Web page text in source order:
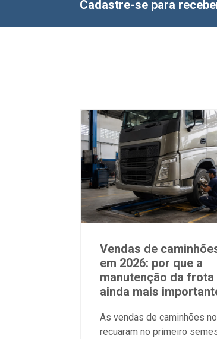
Cadastre-se para
Vendas de
em 2026: por que a
manutenção da frota
ainda mais
As vendas de caminhões
recuaram no primeiro